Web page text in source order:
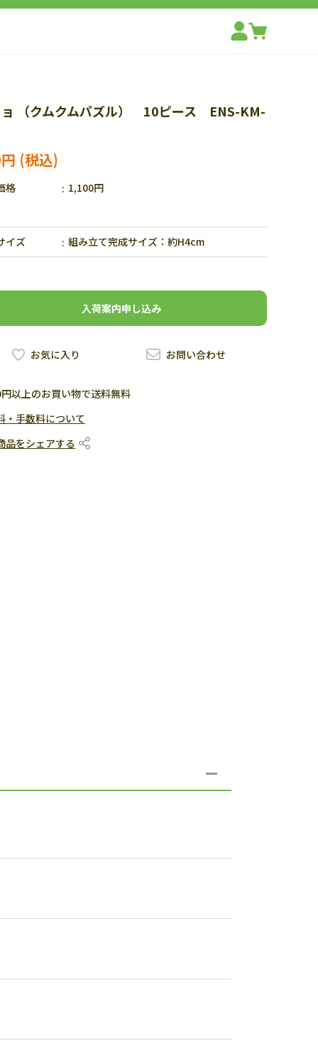
（クムクムパズル） 10ピース ENS-KM-
格 1,100円
イズ 組み立て完成サイズ：約H4cm
入荷案内申し込み
お問い合わせ
お気に入り
以上のお買い物で送料無料
・手数料について
品をシェアする